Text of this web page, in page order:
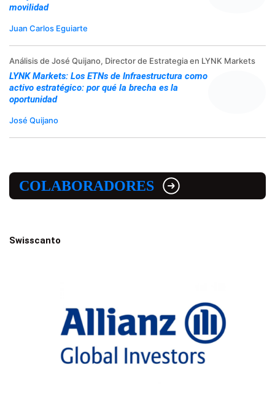
movilidad
Juan Carlos Eguiarte
Análisis de José Quijano, Director de Estrategia en LYNK Markets
LYNK Markets: Los ETNs de Infraestructura como
activo estratégico: por qué la brecha es la
oportunidad
José Quijano
COLABORADORES
Swisscanto